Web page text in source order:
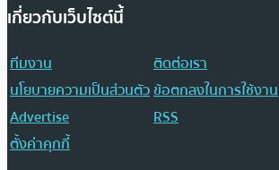
เกี่ยวกับเว็บไซต์นี้
ทีมงาน
ติดต่อเรา
นโยบายความเป็นส่วนตัวข้อตกลงในการใช้งาน
Advertise
RSS
ตั้งค่าคุกกี้